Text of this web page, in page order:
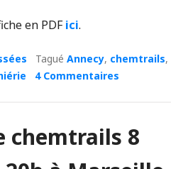
en PDF ici.
Tagué Annecy, chemtrails,
4 Commentaires
chemtrails 8